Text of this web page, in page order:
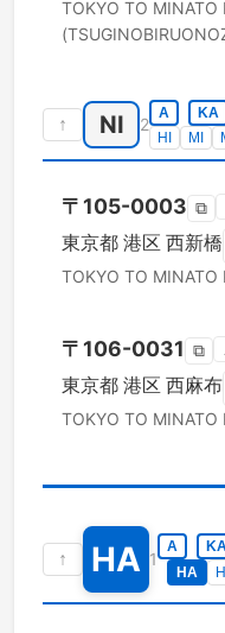
TOKYO TO MINATO
↑ NI 2
A KA
HI
MI
〒 105-0003 ⧉
東京都 港区 西新橋
TOKYO TO MINATO
〒 106-0031 ⧉
東京都 港区 西麻布
TOKYO TO MINATO
↑ HA 1
A
HA
HI